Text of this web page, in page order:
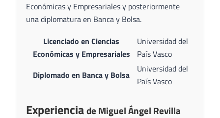
Económicas y Empresariales y posteriormente
una diplomatura en Banca y Bolsa.
Licenciado en Ciencias
Económicas y Empresariales
Universidad del
País Vasco
Diplomado en Banca y Bolsa
Universidad del
País Vasco
Experienciade Miguel Ángel Revilla